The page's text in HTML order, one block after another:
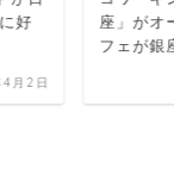
好
月2日
座」がオ
フェが銀